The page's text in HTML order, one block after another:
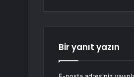
Bir yanıt yazın